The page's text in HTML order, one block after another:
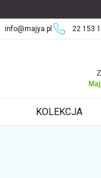
22 153
info@majya.pl
KOLEKCJA